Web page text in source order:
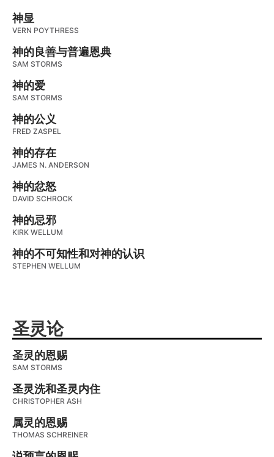
神显
VERN POYTHRESS
神的良善与普遍恩典
SAM STORMS
神的爱
SAM STORMS
神的公义
FRED ZASPEL
神的存在
JAMES N. ANDERSON
神的忿怒
DAVID SCHROCK
神的忌邪
KIRK WELLUM
神的不可知性和对神的认识
STEPHEN WELLUM
圣灵论
圣灵的恩赐
SAM STORMS
圣灵洗和圣灵内住
CHRISTOPHER ASH
属灵的恩赐
THOMAS SCHREINER